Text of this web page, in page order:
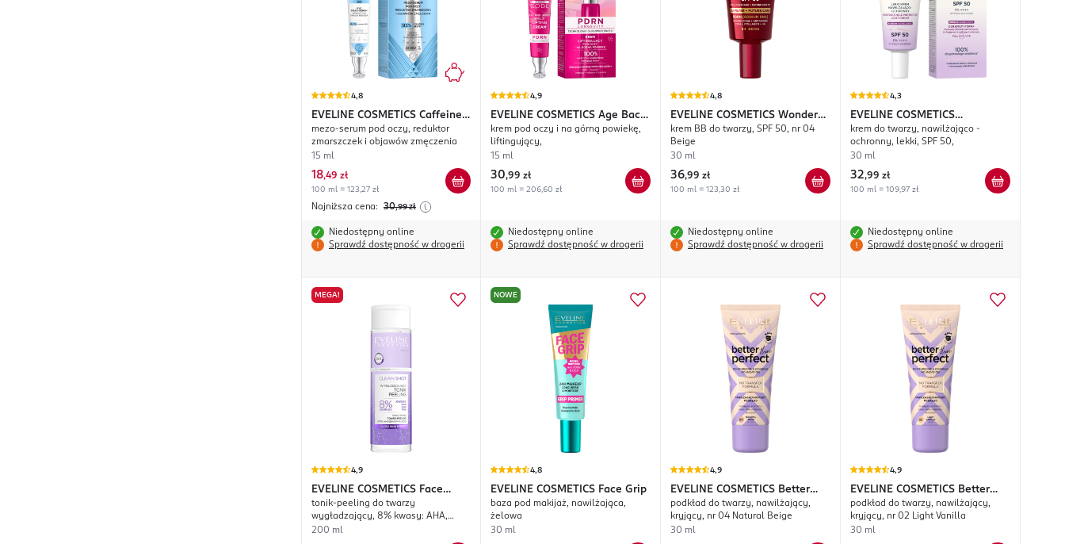
4,8
EVELINE COSMETICS Caffeine
Super Needles 30
mezo-serum pod oczy, reduktor
zmarszczek i objawów zmęczenia
15 ml
18,49 zł
100 ml = 123,27 zł
Najniższa cena: 30,99 zł
Niedostępny online
Sprawdź dostępność w drogerii
4,9
EVELINE COSMETICS Age Back
Code
krem pod oczy i na górną powiekę,
liftingujący,
15 ml
30,99 zł
100 ml = 206,60 zł
Niedostępny online
Sprawdź dostępność w drogerii
4,8
EVELINE COSMETICS Wonder
Match
krem BB do twarzy, SPF 50, nr 04
Beige
30 ml
36,99 zł
100 ml = 123,30 zł
Niedostępny online
Sprawdź dostępność w drogerii
4,3
EVELINE COSMETICS
Cerabiome
krem do twarzy, nawilżająco -
ochronny, lekki, SPF 50,
30 ml
32,99 zł
100 ml = 109,97 zł
Niedostępny online
Sprawdź dostępność w drogerii
MEGA!
4,9
EVELINE COSMETICS Face
Therapy Professional Clean
Shot
tonik-peeling do twarzy
wygładzający, 8% kwasy: AHA,
BHA, PHA
200 ml
NOWE
4,8
EVELINE COSMETICS Face Grip
baza pod makijaż, nawilżająca,
żelowa
30 ml
4,9
EVELINE COSMETICS Better
Than Perfect
podkład do twarzy, nawilżający,
kryjący, nr 04 Natural Beige
30 ml
4,9
EVELINE COSMETICS Better
Than Perfect
podkład do twarzy, nawilżający,
kryjący, nr 02 Light Vanilla
30 ml